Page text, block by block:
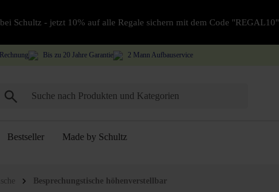
Schultz - jetzt 10% auf alle Regale sichern mit dem Code "REGAL10"
Bis zu 20 Jahre Garantie 2 Mann Aufbauservice
Bestseller Made by Schultz
Besprechungstische höhenverstellbar